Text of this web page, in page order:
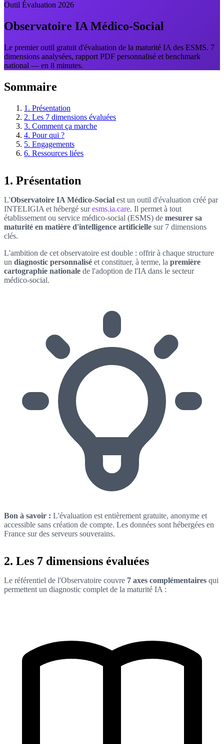
Outil Évaluation 2026
Observatoire IA Médico-Social
Le premier outil gratuit d'évaluation de la maturité IA des ESMS. 7
dimensions analysées, rapport PDF personnalisé et benchmark
national — en 8 minutes.
Sommaire
1. Présentation
2. Les 7 dimensions évaluées
3. Comment ça marche
4. Pour qui ?
5. Engagements
6. Ressources liées
1. Présentation
L'Observatoire IA Médico-Social est un outil d'évaluation créé par
INTELIGIA et hébergé suresms.ia.care. Il permet à tout
établissement ou service médico-social (ESMS) de mesurer sa
maturité en matière d'intelligence artificielle sur 7 dimensions
clés.
L'ambition de cet observatoire est double : offrir à chaque structure
un diagnostic personnalisé et constituer, à terme, la première
cartographie nationale de l'adoption de l'IA dans le secteur
médico-social.
Bon à savoir : L'évaluation est entièrement gratuite, anonyme et
accessible sans création de compte. Les données sont hébergées en
France sur des serveurs souverains.
2. Les 7 dimensions évaluées
Le référentiel de l'Observatoire couvre 7 axes complémentaires qui
permettent un diagnostic complet de la maturité IA :